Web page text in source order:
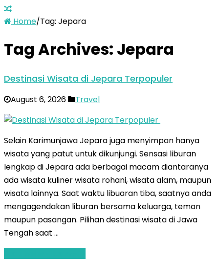
Home/Tag: Jepara
Tag Archives: Jepara
Destinasi Wisata di Jepara Terpopuler
August 6, 2026 Travel
Selain Karimunjawa Jepara juga menyimpan hanya
wisata yang patut untuk dikunjungi. Sensasi liburan
lengkap di Jepara ada berbagai macam diantaranya
ada wisata kuliner wisata rohani, wisata alam, maupun
wisata lainnya. Saat waktu libuaran tiba, saatnya anda
mengagendakan liburan bersama keluarga, teman
maupun pasangan. Pilihan destinasi wisata di Jawa
Tengah saat …